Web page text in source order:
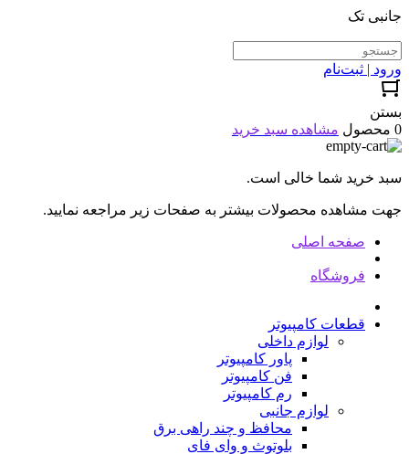
جانبی تک
ورود | ثبت‌نام
بستن
0 محصول
مشاهده سبد خرید
سبد خرید شما خالی است.
جهت مشاهده محصولات بیشتر به صفحات زیر مراجعه نمایید.
صفحه اصلی
فروشگاه
قطعات کامپیوتر
لوازم داخلی
پاور کامپیوتر
فن کامپیوتر
رم کامپیوتر
لوازم جانبی
محافظ و چند راهی برق
بلوتوث و وای فای